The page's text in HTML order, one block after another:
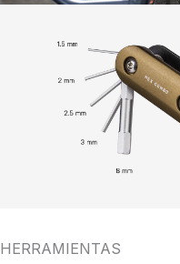
HERRAMIENTAS